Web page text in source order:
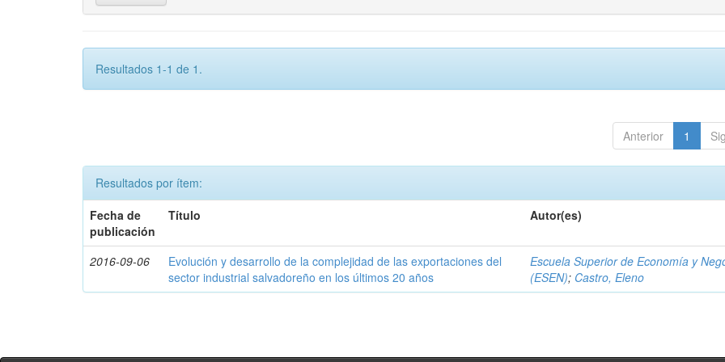
Resultados 1-1 de 1.
Anterior 1
Resultados por ítem:
Fecha de
publicación
Título Autor(es)
2016-09-06
Evolución y desarrollo de la complejidad de las exportaciones del
sector industrial salvadoreño en los últimos 20 años
Escuela Superior de Economía y
(ESEN); Castro, Eleno